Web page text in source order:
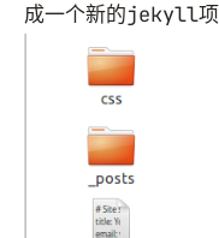
成一个新的jekyll项